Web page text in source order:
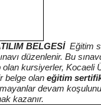
BELGESİEğitim
düzenlenir. Bu
kursiyerler, Kocaeli
belge olan eğitim
devam
kazanır.